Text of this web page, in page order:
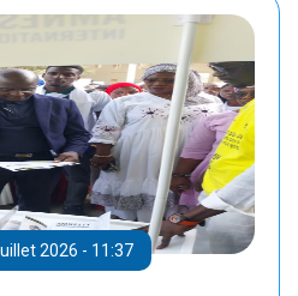
2026 - 11:37